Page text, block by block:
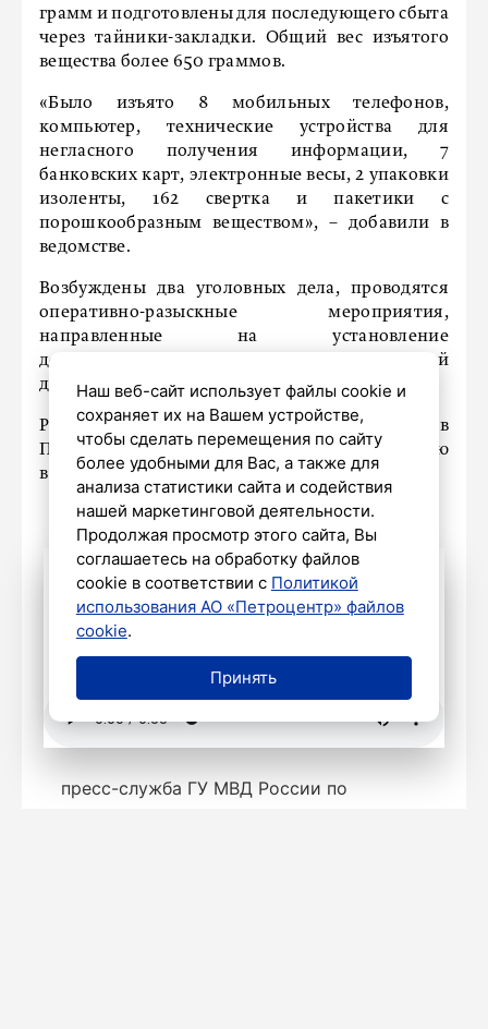
грамм и подготовлены для последующего сбыта
через тайники-закладки. Общий вес изъятого
вещества более 650 граммов.
«Было изъято 8 мобильных телефонов,
компьютер, технические устройства для
негласного получения информации, 7
банковских карт, электронные весы, 2 упаковки
изоленты, 162 свертка и пакетики с
порошкообразным веществом», – добавили в
ведомстве.
Возбуждены два уголовных дела, проводятся
оперативно-разыскные мероприятия,
направленные на установление
дополнительных эпизодов преступной
деятельности фигуранта.
Ранее «Петербургский дневник»сообщал
, что в
Петербурге арестовали москвичку, обвиняемую
в дискредитации армии.
пресс-служба ГУ МВД России по
Наш веб-сайт использует файлы cookie и
сохраняет их на Вашем устройстве,
чтобы сделать перемещения по сайту
более удобными для Вас, а также для
анализа статистики сайта и содействия
нашей маркетинговой деятельности.
Продолжая просмотр этого сайта, Вы
соглашаетесь на обработку файлов
cookie в соответствии с Политикой
использования АО «Петроцентр» файлов
cookie.
Принять